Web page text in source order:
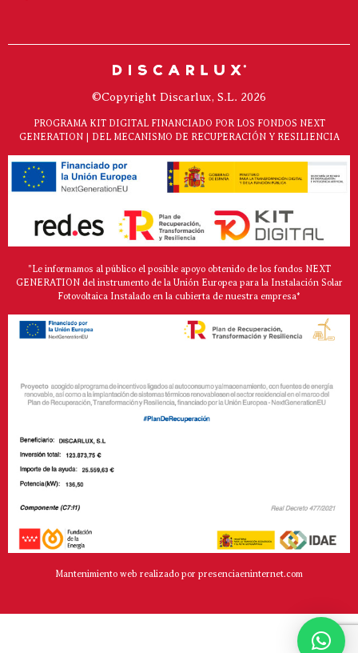
©Copyright Discarlux, S.L. 2026
PROGRAMA KIT DIGITAL FINANCIADO POR LOS FONDOS NEXT
GENERATION | DEL MECANISMO DE RECUPERACIÓN Y RESILIENCIA
"Le informamos al público el posible apoyo obtenido de los fondos NEXT
GENERATION del instrumento de la Unión Europea para la Instalación Solar
Fotovoltaica Instalado en la cubierta de nuestra empresa*
Mantenimiento web realizado por presenciaeninternet.com